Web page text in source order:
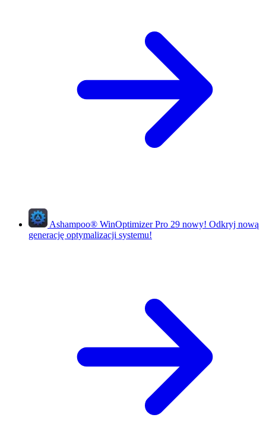
Ashampoo® WinOptimizer Pro 29 nowy! Odkryj nową
generację optymalizacji systemu!